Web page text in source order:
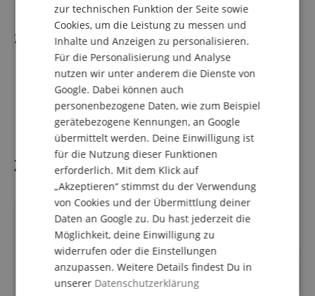
Spezifikation
Artikelnummer 00078469
Schwarz
Zubehör
ITALIAN
SPANISH
zur technischen Funktion der Seite sowie
Cookies, um die Leistung zu messen und
Inhalte und Anzeigen zu personalisieren.
Für die Personalisierung und Analyse
nutzen wir unter anderem die Dienste von
Google. Dabei können auch
personenbezogene Daten, wie zum Beispiel
gerätebezogene Kennungen, an Google
übermittelt werden. Deine Einwilligung ist
für die Nutzung dieser Funktionen
erforderlich. Mit dem Klick auf
„Akzeptieren“ stimmst du der Verwendung
von Cookies und der Übermittlung deiner
Daten an Google zu. Du hast jederzeit die
Möglichkeit, deine Einwilligung zu
widerrufen oder die Einstellungen
anzupassen. Weitere Details findest Du in
unserer Datenschutzerklärung